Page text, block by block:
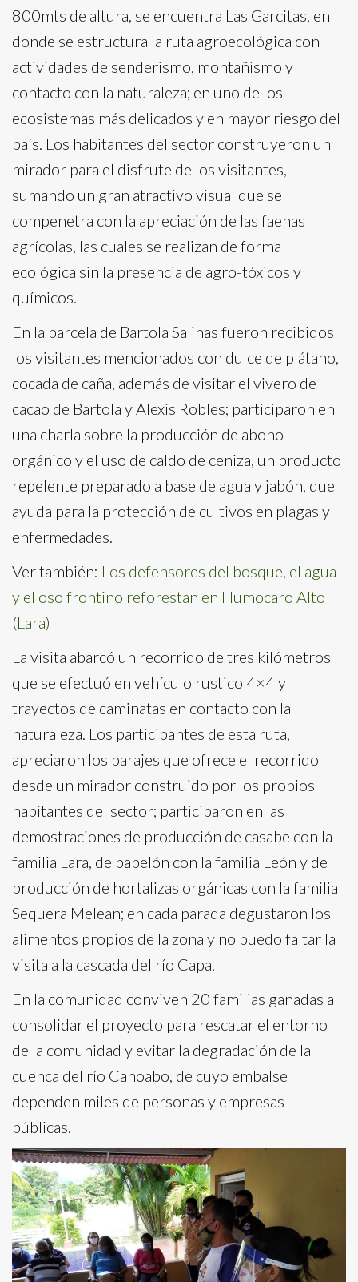
800mts de altura, se encuentra Las Garcitas, en
donde se estructura la ruta agroecológica con
actividades de senderismo, montañismo y
contacto con la naturaleza; en uno de los
ecosistemas más delicados y en mayor riesgo del
país. Los habitantes del sector construyeron un
mirador para el disfrute de los visitantes,
sumando un gran atractivo visual que se
compenetra con la apreciación de las faenas
agrícolas, las cuales se realizan de forma
ecológica sin la presencia de agro-tóxicos y
químicos.
En la parcela de Bartola Salinas fueron recibidos
los visitantes mencionados con dulce de plátano,
cocada de caña, además de visitar el vivero de
cacao de Bartola y Alexis Robles; participaron en
una charla sobre la producción de abono
orgánico y el uso de caldo de ceniza, un producto
repelente preparado a base de agua y jabón, que
ayuda para la protección de cultivos en plagas y
enfermedades.
Ver también: Los defensores del bosque, el agua
y el oso frontino reforestan en Humocaro Alto
(Lara)
La visita abarcó un recorrido de tres kilómetros
que se efectuó en vehículo rustico 4×4 y
trayectos de caminatas en contacto con la
naturaleza. Los participantes de esta ruta,
apreciaron los parajes que ofrece el recorrido
desde un mirador construido por los propios
habitantes del sector; participaron en las
demostraciones de producción de casabe con la
familia Lara, de papelón con la familia León y de
producción de hortalizas orgánicas con la familia
Sequera Melean; en cada parada degustaron los
alimentos propios de la zona y no puedo faltar la
visita a la cascada del río Capa.
En la comunidad conviven 20 familias ganadas a
consolidar el proyecto para rescatar el entorno
de la comunidad y evitar la degradación de la
cuenca del río Canoabo, de cuyo embalse
dependen miles de personas y empresas
públicas.